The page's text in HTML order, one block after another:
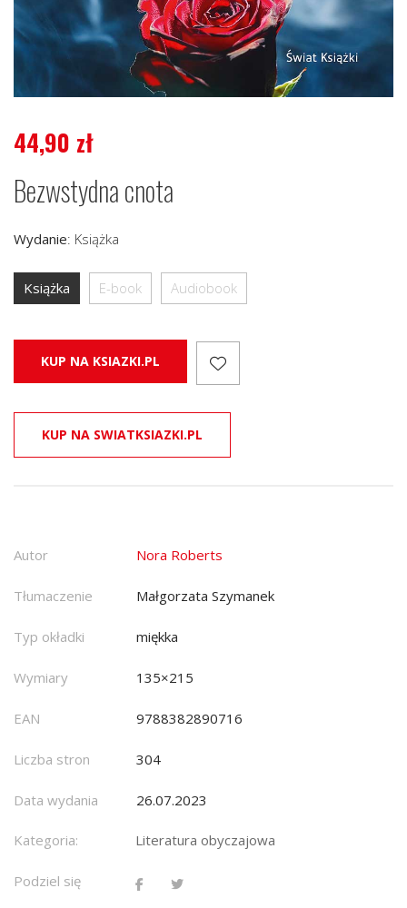
44,90 zł
Bezwstydna cnota
Wydanie: Książka
Książka E-book Audiobook
KUP NA KSIAZKI.PL
KUP NA SWIATKSIAZKI.PL
Autor Nora Roberts
Tłumaczenie Małgorzata Szymanek
Typ okładki miękka
Wymiary 135×215
EAN 9788382890716
Liczba stron 304
Data wydania 26.07.2023
Kategoria: Literatura obyczajowa
Podziel się